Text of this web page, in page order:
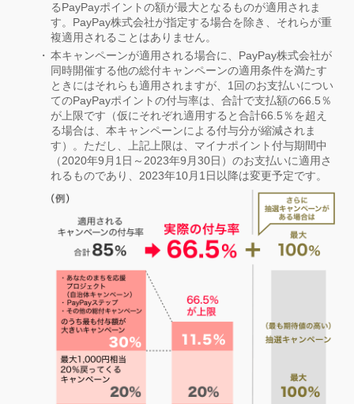
るPayPayポイントの額が最大となるものが適用されま
す。PayPay株式会社が指定する場合を除き、それらが重
複適用されることはありません。
本キャンペーンが適用される場合に、PayPay株式会社が
同時開催する他の総付キャンペーンの適用条件を満たす
ときにはそれらも適用されますが、1回のお支払いについ
てのPayPayポイントの付与率は、合計で支払額の66.5％
が上限です（仮にそれぞれ適用すると合計66.5％を超え
る場合は、本キャンペーンによる付与分が縮減されま
す）。ただし、上記上限は、マイナポイント付与期間中
（2020年9月1日～2023年9月30日）のお支払いに適用さ
れるものであり、2023年10月1日以降は変更予定です。